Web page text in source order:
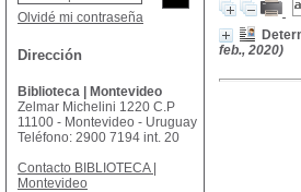
feb., 2020)
Olvidé mi contraseña
Dirección
Biblioteca | Montevideo
Zelmar Michelini 1220 C.P
11100 - Montevideo - Uruguay
Teléfono: 2900 7194 int. 20
Contacto BIBLIOTECA |
Montevideo